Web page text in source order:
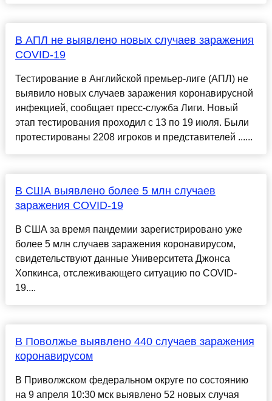
В АПЛ не выявлено новых случаев заражения
COVID-19
Тестирование в Английской премьер-лиге (АПЛ) не
выявило новых случаев заражения коронавирусной
инфекцией, сообщает пресс-служба Лиги. Новый
этап тестирования проходил с 13 по 19 июля. Были
протестированы 2208 игроков и представителей ......
В США выявлено более 5 млн случаев
заражения COVID-19
В США за время пандемии зарегистрировано уже
более 5 млн случаев заражения коронавирусом,
свидетельствуют данные Университета Джонса
Хопкинса, отслеживающего ситуацию по COVID-
19....
В Поволжье выявлено 440 случаев заражения
коронавирусом
В Приволжском федеральном округе по состоянию
на 9 апреля 10:30 мск выявлено 52 новых случая